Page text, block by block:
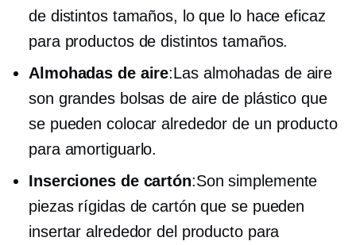
de distintos tamaños, lo que lo hace eficaz
para productos de distintos tamaños.
Almohadas de aire:Las almohadas de aire
son grandes bolsas de aire de plástico que
se pueden colocar alrededor de un producto
para amortiguarlo.
Inserciones de cartón:Son simplemente
piezas rígidas de cartón que se pueden
insertar alrededor del producto para